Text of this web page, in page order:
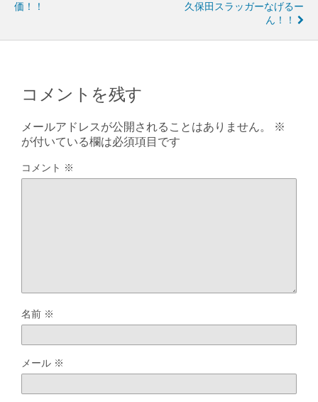
価！！
久保田スラッガーなげるー
ん！！
コメントを残す
メールアドレスが公開されることはありません。
※
が付いている欄は必須項目です
コメント ※
名前 ※
メール ※